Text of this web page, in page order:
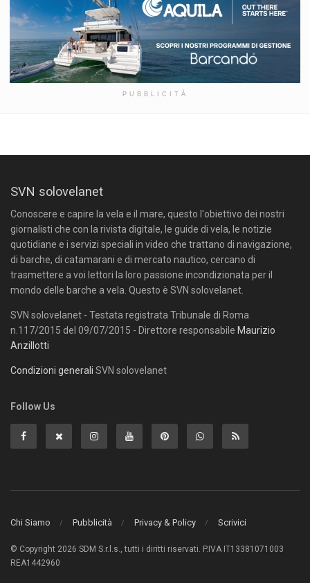
PUBBLICITÀ
SVN solovelanet
Conoscere e capire la vela e il mare, questo l'obiettivo dei nostri
giornalisti che con la rivista digitale, le guide di vela, le notizie
quotidiane e i servizi speciali in video che trattano di navigazione,
di barche, di catamarani e di mercato nautico, cercano di
trasmettere a voi lettori la loro passione incondizionata per il
mondo delle barche a vela. Questo è SVN solovelanet.
SVN solovelanet - Testata registrata Tribunale di Roma
n.117/2015 del 09/07/2015 - Direttore responsabile Maurizio
Anzillotti
Condizioni generali SVN solovelanet
Follow Us
Chi Siamo Pubblicità Privacy & Policy Scrivici
© Copyright 2026 SDM S.r.l.s., tutti i diritti riservati. P.IVA IT13381071003
REA1442960